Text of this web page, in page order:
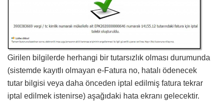
Girilen bilgilerde herhangi bir tutarsızlık olması durumunda
(sistemde kayıtlı olmayan e-Fatura no, hatalı ödenecek
tutar bilgisi veya daha önceden iptal edilmiş fatura tekrar
iptal edilmek istenirse) aşağıdaki hata ekranı gelecektir.